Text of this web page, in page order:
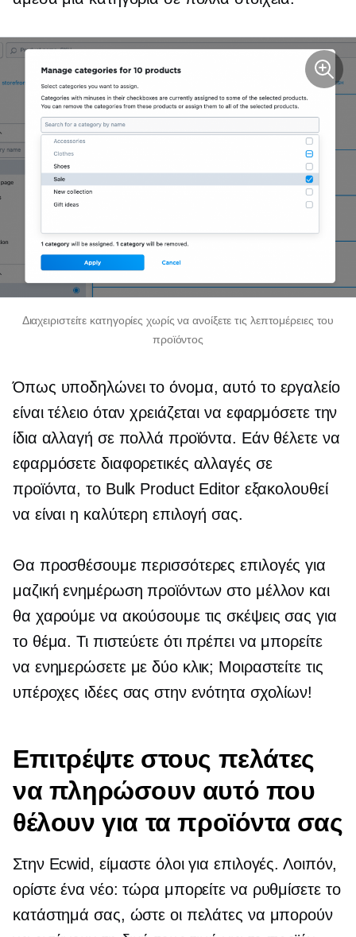
Διαχειριστείτε κατηγορίες χωρίς να ανοίξετε τις λεπτομέρειες του
προϊόντος
Όπως υποδηλώνει το όνομα, αυτό το εργαλείο
είναι τέλειο όταν χρειάζεται να εφαρμόσετε την
ίδια αλλαγή σε πολλά προϊόντα. Εάν θέλετε να
εφαρμόσετε διαφορετικές αλλαγές σε
προϊόντα, το Bulk Product Editor εξακολουθεί
να είναι η καλύτερη επιλογή σας.
Θα προσθέσουμε περισσότερες επιλογές για
μαζική ενημέρωση προϊόντων στο μέλλον και
θα χαρούμε να ακούσουμε τις σκέψεις σας για
το θέμα. Τι πιστεύετε ότι πρέπει να μπορείτε
να ενημερώσετε με δύο κλικ; Μοιραστείτε τις
υπέροχες ιδέες σας στην ενότητα σχολίων!
Επιτρέψτε στους πελάτες
να πληρώσουν αυτό που
θέλουν για τα προϊόντα σας
Στην Ecwid, είμαστε όλοι για επιλογές. Λοιπόν,
ορίστε ένα νέο: τώρα μπορείτε να ρυθμίσετε το
κατάστημά σας, ώστε οι πελάτες να μπορούν